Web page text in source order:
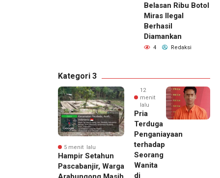
Belasan Ribu Botol
Miras Ilegal
Berhasil
Diamankan
4 Redaksi
Kategori 3
5 menit lalu
Hampir Setahun
Pascabanjir, Warga
12
menit
lalu
Pria
Terduga
Penganiayaan
terhadap
Seorang
Wanita
di